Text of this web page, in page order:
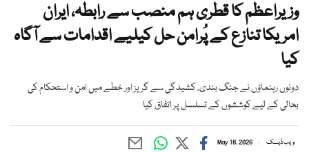
وزیراعظم کا قطری ہم منصب سے رابطہ، ایران
امریکا تنازع کے پُرامن حل کیلیے اقدامات سے آگاہ
کیا
دونوں رہنماؤں نے جنگ بندی، کشیدگی سے گریز اور خطے میں امن و استحکام کی
بحالی کے لیے کوششوں کے تسلسل پر اتفاق کیا
ویب ڈیسک May 18, 2026